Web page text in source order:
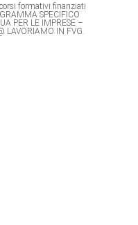
formativi finanziati
SPECIFICO
PER LE IMPRESE –
LAVORIAMO IN FVG.